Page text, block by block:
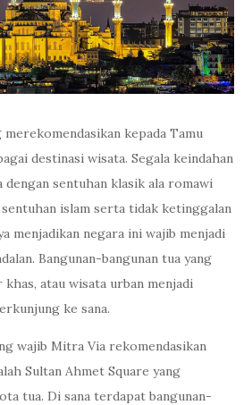
kepada Tamu
destinasi wisata. Segala keindahan
dengan sentuhan klasik ala romawi
islam serta tidak ketinggalan
menjadikan negara ini wajib menjadi
Bangunan-bangunan tua yang
atau wisata urban menjadi
ke sana.
wajib Mitra Via rekomendasikan
Sultan Ahmet Square yang
tua. Di sana terdapat bangunan-